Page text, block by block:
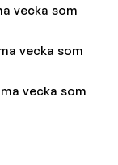
vecka som
vecka som
vecka som